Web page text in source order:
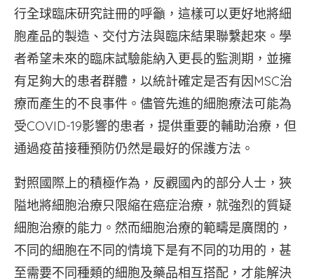
行全球臨床研究註冊的呼籲，這樣可以更好地將細
胞產品的製造、交付方法與臨床結果聯繫起來。學
者希望未來的臨床試驗能納入更長的監測期，並擁
有足夠大的患者群體，以統計確定是否有因MSC治
療而產生的不良事件。儘管先進的細胞療法可能為
受COVID-19影響的患者，提供重要的輔助治療，但
通過疫苗接種預防仍然是最好的保護方法。
對照國際上的積極作為，反觀國內的部分人士，狹
隘地將細胞治療只限縮在癌症治療，就強烈的質疑
細胞治療的能力。然而細胞治療的範疇是廣闊的，
不同的細胞在不同的情境下是有不同的功用的，甚
至需要不同種類的細胞及藥品相互搭配，才能解決